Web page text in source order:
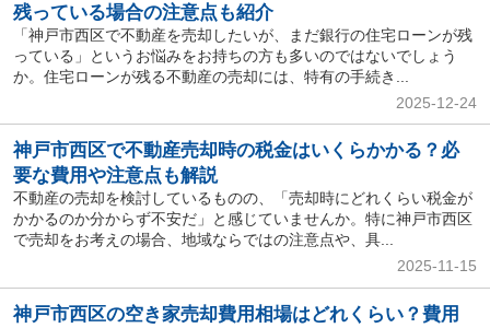
残っている場合の注意点も紹介
「神戸市西区で不動産を売却したいが、まだ銀行の住宅ローンが残
っている」というお悩みをお持ちの方も多いのではないでしょう
か。住宅ローンが残る不動産の売却には、特有の手続き...
2025-12-24
神戸市西区で不動産売却時の税金はいくらかかる？必
要な費用や注意点も解説
不動産の売却を検討しているものの、「売却時にどれくらい税金が
かかるのか分からず不安だ」と感じていませんか。特に神戸市西区
で売却をお考えの場合、地域ならではの注意点や、具...
2025-11-15
神戸市西区の空き家売却費用相場はどれくらい？費用